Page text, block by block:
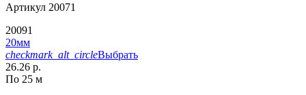
Артикул 20071
20091
20мм
checkmark_alt_circleВыбрать
26.26 р.
По 25 м